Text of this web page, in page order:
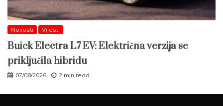
Novosti Vijesti
Buick Electra L7 EV: Električna verzija se
priključila hibridu
07/08/2026 2 min read